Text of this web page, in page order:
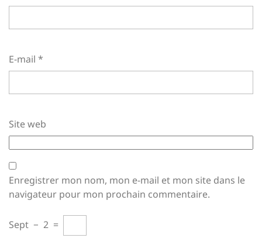
E-mail *
Site web
Enregistrer mon nom, mon e-mail et mon site dans le
navigateur pour mon prochain commentaire.
Sept − 2 =